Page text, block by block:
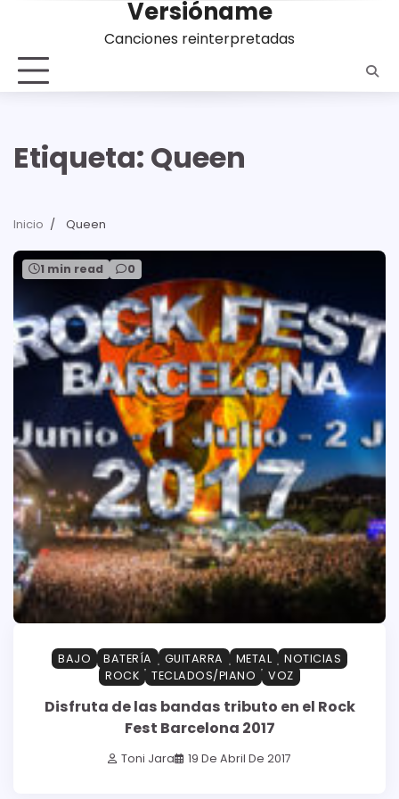
contenido
Versióname
Canciones reinterpretadas
Etiqueta: Queen
Inicio Queen
1 min read 0
BAJO BATERÍA GUITARRA METAL
NOTICIAS
ROCK
TECLADOS/PIANO VOZ
Disfruta de las bandas tributo en el Rock
Fest Barcelona 2017
Toni Jara 19 De Abril De 2017